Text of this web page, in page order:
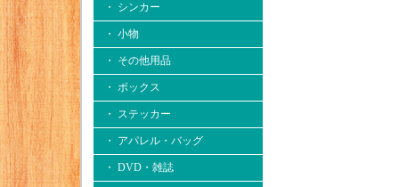
・ シンカー
・ 小物
・ その他用品
・ ボックス
・ ステッカー
・ アパレル・バッグ
・ DVD・雑誌